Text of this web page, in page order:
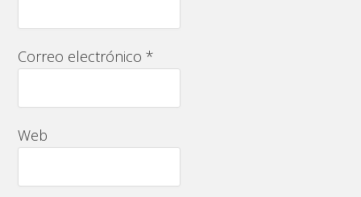
Correo electrónico*
Web